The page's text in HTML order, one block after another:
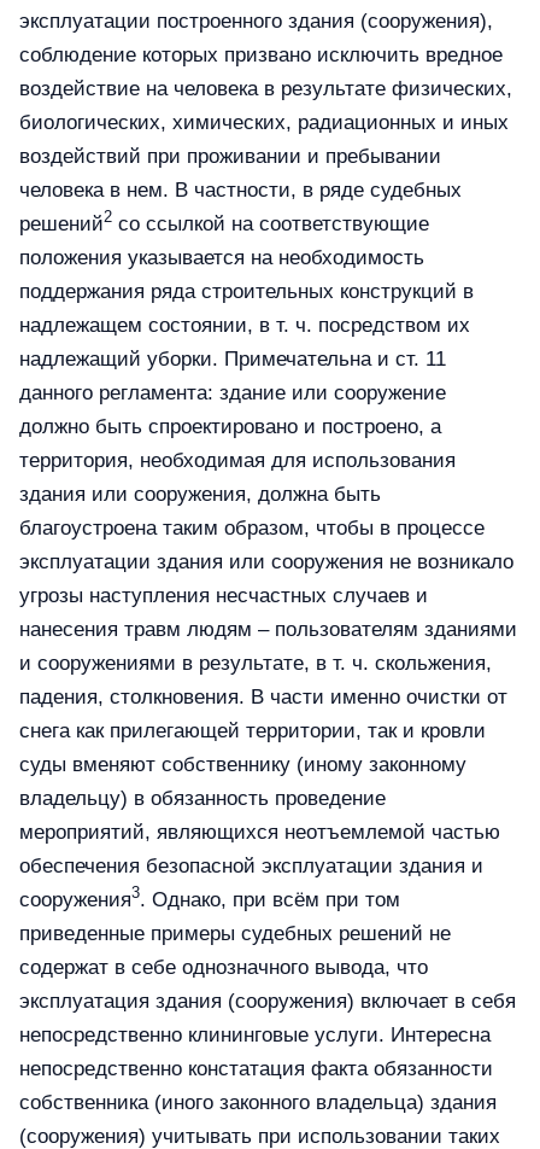
эксплуатации построенного здания (сооружения),
соблюдение которых призвано исключить вредное
воздействие на человека в результате физических,
биологических, химических, радиационных и иных
воздействий при проживании и пребывании
человека в нем. В частности, в ряде судебных
решений2 со ссылкой на соответствующие
положения указывается на необходимость
поддержания ряда строительных конструкций в
надлежащем состоянии, в т. ч. посредством их
надлежащий уборки. Примечательна и ст. 11
данного регламента: здание или сооружение
должно быть спроектировано и построено, а
территория, необходимая для использования
здания или сооружения, должна быть
благоустроена таким образом, чтобы в процессе
эксплуатации здания или сооружения не возникало
угрозы наступления несчастных случаев и
нанесения травм людям – пользователям зданиями
и сооружениями в результате, в т. ч. скольжения,
падения, столкновения. В части именно очистки от
снега как прилегающей территории, так и кровли
суды вменяют собственнику (иному законному
владельцу) в обязанность проведение
мероприятий, являющихся неотъемлемой частью
обеспечения безопасной эксплуатации здания и
сооружения3. Однако, при всём при том
приведенные примеры судебных решений не
содержат в себе однозначного вывода, что
эксплуатация здания (сооружения) включает в себя
непосредственно клининговые услуги. Интересна
непосредственно констатация факта обязанности
собственника (иного законного владельца) здания
(сооружения) учитывать при использовании таких